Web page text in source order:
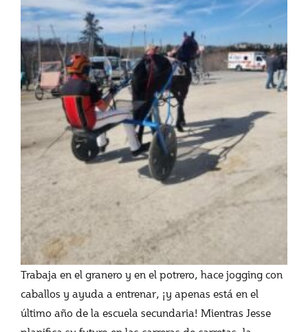
Trabaja en el granero y en el potrero, hace jogging con
caballos y ayuda a entrenar, ¡y apenas está en el
último año de la escuela secundaria! Mientras Jesse